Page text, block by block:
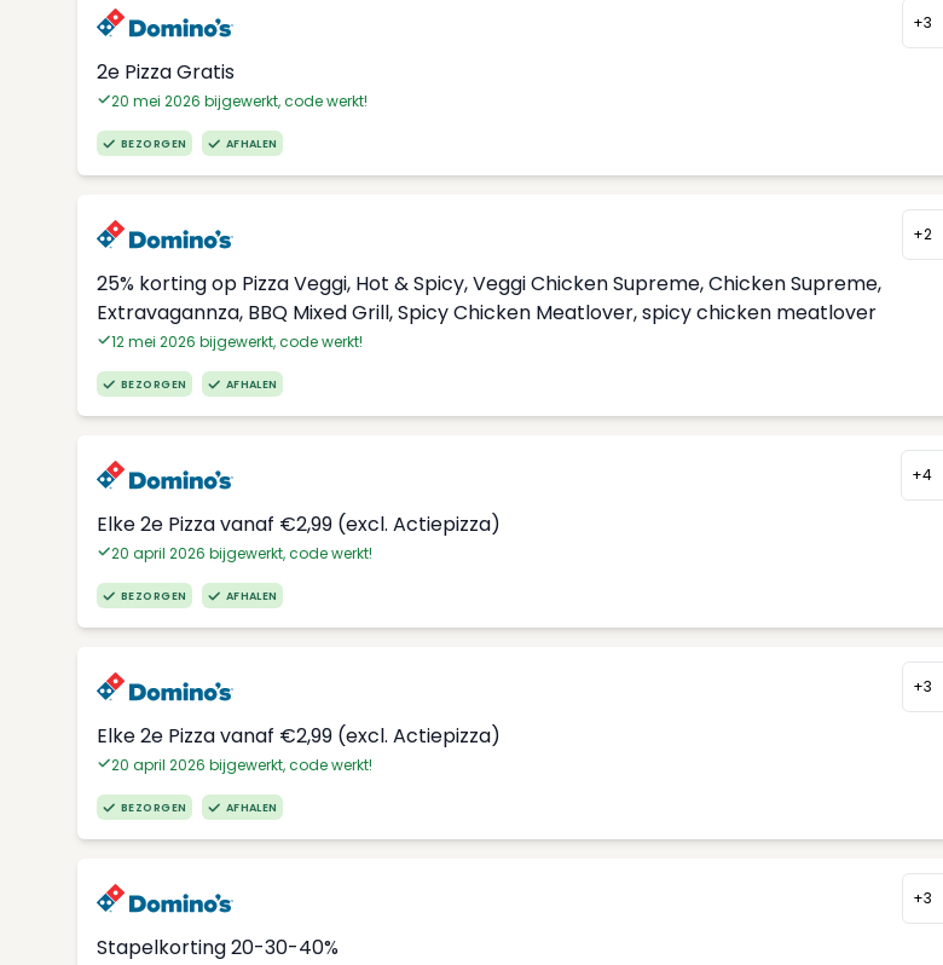
+3
2e Pizza Gratis
20 mei 2026 bijgewerkt, code werkt!
BEZORGEN AFHALEN
+2
25% korting op Pizza Veggi, Hot & Spicy, Veggi Chicken Supreme, Chicken Supreme,
Extravagannza, BBQ Mixed Grill, Spicy Chicken Meatlover, spicy chicken meatlover
12 mei 2026 bijgewerkt, code werkt!
BEZORGEN AFHALEN
+4
Elke 2e Pizza vanaf €2,99 (excl. Actiepizza)
20 april 2026 bijgewerkt, code werkt!
BEZORGEN AFHALEN
+3
Elke 2e Pizza vanaf €2,99 (excl. Actiepizza)
20 april 2026 bijgewerkt, code werkt!
BEZORGEN AFHALEN
+3
Stapelkorting 20-30-40%